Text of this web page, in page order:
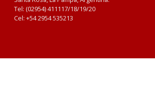
Tel: (02954) 411117/18/19/20
Cel: +54 2954 535213